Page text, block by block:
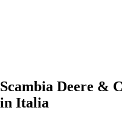
Scambia Deere &
in Italia